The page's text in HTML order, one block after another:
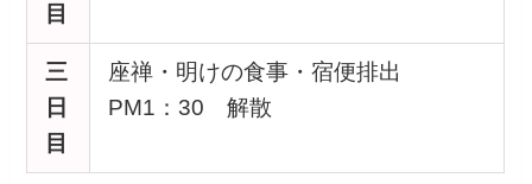
目
三
日
目
座禅・明けの食事・宿便排出
PM1：30 解散